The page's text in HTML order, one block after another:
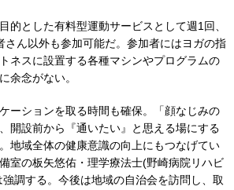
的とした有料型運動サービスとして週1回、
さん以外も参加可能だ。参加者にはヨガの指
ネスに設置する各種マシンやプログラムの
余念がない。
ーションを取る時間も確保。「顔なじみの
開設前から『通いたい』と思える場にする
地域全体の健康意識の向上にもつなげてい
室の板矢悠佑・理学療法士(野崎病院リハビ
調する。今後は地域の自治会を訪問し、取